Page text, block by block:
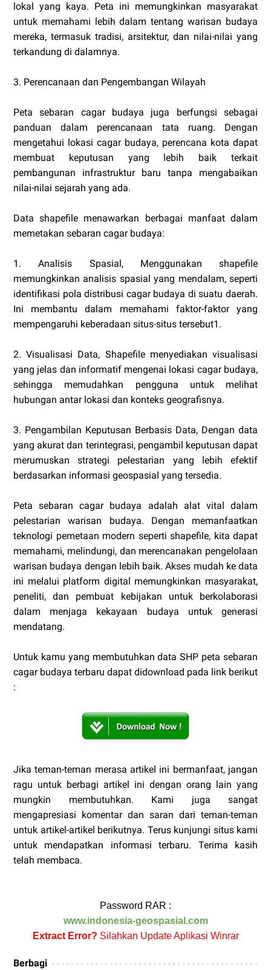
lokal yang kaya. Peta ini memungkinkan masyarakat
untuk memahami lebih dalam tentang warisan budaya
mereka, termasuk tradisi, arsitektur, dan nilai-nilai yang
terkandung di dalamnya.
3. Perencanaan dan Pengembangan Wilayah
Peta sebaran cagar budaya juga berfungsi sebagai
panduan dalam perencanaan tata ruang. Dengan
mengetahui lokasi cagar budaya, perencana kota dapat
membuat keputusan yang lebih baik terkait
pembangunan infrastruktur baru tanpa mengabaikan
nilai-nilai sejarah yang ada.
Data shapefile menawarkan berbagai manfaat dalam
memetakan sebaran cagar budaya:
1. Analisis Spasial, Menggunakan shapefile
memungkinkan analisis spasial yang mendalam, seperti
identifikasi pola distribusi cagar budaya di suatu daerah.
Ini membantu dalam memahami faktor-faktor yang
mempengaruhi keberadaan situs-situs tersebut1.
2. Visualisasi Data, Shapefile menyediakan visualisasi
yang jelas dan informatif mengenai lokasi cagar budaya,
sehingga memudahkan pengguna untuk melihat
hubungan antar lokasi dan konteks geografisnya.
3. Pengambilan Keputusan Berbasis Data, Dengan data
yang akurat dan terintegrasi, pengambil keputusan dapat
merumuskan strategi pelestarian yang lebih efektif
berdasarkan informasi geospasial yang tersedia.
Peta sebaran cagar budaya adalah alat vital dalam
pelestarian warisan budaya. Dengan memanfaatkan
teknologi pemetaan modern seperti shapefile, kita dapat
memahami, melindungi, dan merencanakan pengelolaan
warisan budaya dengan lebih baik. Akses mudah ke data
ini melalui platform digital memungkinkan masyarakat,
peneliti, dan pembuat kebijakan untuk berkolaborasi
dalam menjaga kekayaan budaya untuk generasi
mendatang.
Untuk kamu yang membutuhkan data SHP peta sebaran
cagar budaya terbaru dapat didownload pada link berikut
:
Jika teman-teman merasa artikel ini bermanfaat, jangan
ragu untuk berbagi artikel ini dengan orang lain yang
mungkin membutuhkan. Kami juga sangat
mengapresiasi komentar dan saran dari teman-teman
untuk artikel-artikel berikutnya. Terus kunjungi situs kami
untuk mendapatkan informasi terbaru. Terima kasih
telah membaca.
Password RAR :
www.indonesia-geospasial.com
Extract Error? Silahkan Update Aplikasi Winrar
Berbagi